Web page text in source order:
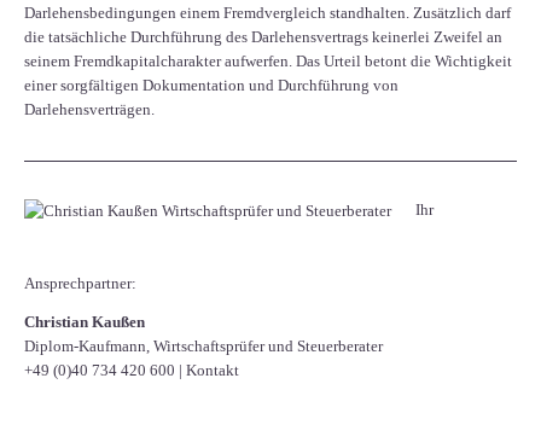
Darlehensbedingungen einem Fremdvergleich standhalten. Zusätzlich darf
die tatsächliche Durchführung des Darlehensvertrags keinerlei Zweifel an
seinem Fremdkapitalcharakter aufwerfen. Das Urteil betont die Wichtigkeit
einer sorgfältigen Dokumentation und Durchführung von
Darlehensverträgen.
Ihr
Ansprechpartner:
Christian Kaußen
Diplom-Kaufmann, Wirtschaftsprüfer und Steuerberater
+49 (0)40 734 420 600 | Kontakt